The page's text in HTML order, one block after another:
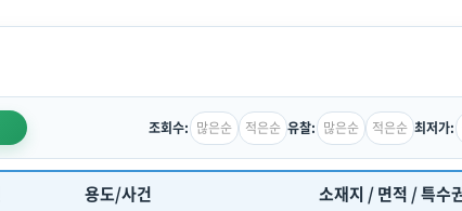
조회수: 많은순 적은순 유찰: 많은순 적은순 최저가:
용도/사건 소재지 / 면적 / 특수